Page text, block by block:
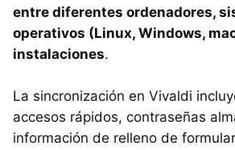
entre diferentes ordenadores,
operativos (Linux, Windows,
instalaciones.
La sincronización en Vivaldi
accesos rápidos, contraseñas
información de relleno de